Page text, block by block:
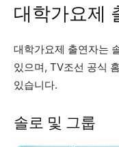
대학가요제
대학가요제 출연자는
있으며, TV조선 공식
있습니다.
솔로 및 그룹